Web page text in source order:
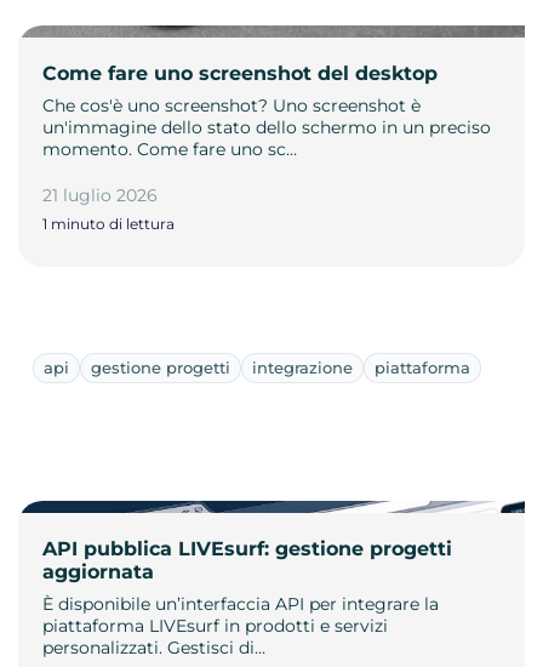
Come fare uno screenshot del desktop
Che cos'è uno screenshot? Uno screenshot è
un'immagine dello stato dello schermo in un preciso
momento. Come fare uno sc…
21 luglio 2026
1 minuto di lettura
api gestione progetti integrazione piattaforma
API pubblica LIVEsurf: gestione progetti
aggiornata
È disponibile un’interfaccia API per integrare la
piattaforma LIVEsurf in prodotti e servizi
personalizzati. Gestisci di…